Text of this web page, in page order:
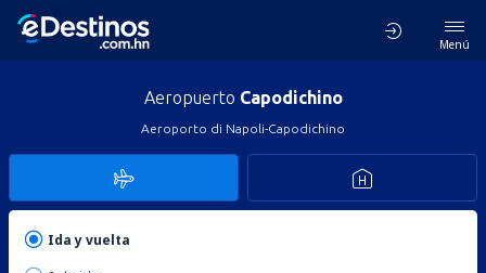
Menú
Aeropuerto Capodichino
Aeroporto di Napoli-Capodichino
Ida y vuelta